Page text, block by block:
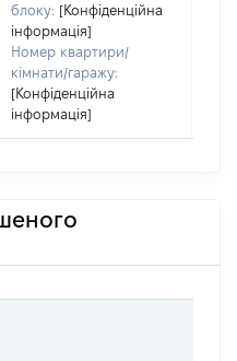
блоку: [Конфіденційна
інформація]
Номер квартири/
кімнати/гаражу:
[Конфіденційна
інформація]